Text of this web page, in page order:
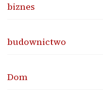
biznes
budownictwo
Dom